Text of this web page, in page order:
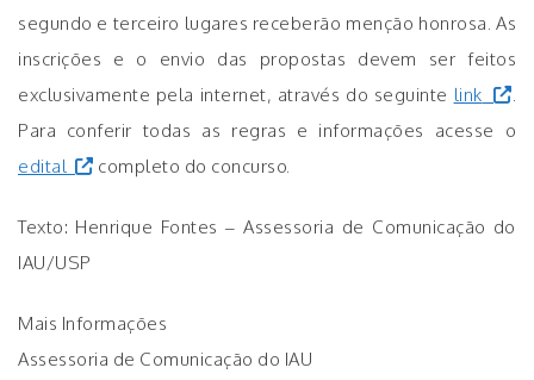
segundo e terceiro lugares receberão menção honrosa. As
inscrições e o envio das propostas devem ser feitos
exclusivamente pela internet, através do seguinte link
.
Para conferir todas as regras e informações acesse o
edital
completo do concurso.
Texto: Henrique Fontes – Assessoria de Comunicação do
IAU/USP
Mais Informações
Assessoria de Comunicação do IAU